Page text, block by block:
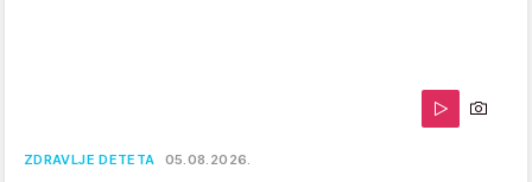
ZDRAVLJE DETETA 05.08.2026.